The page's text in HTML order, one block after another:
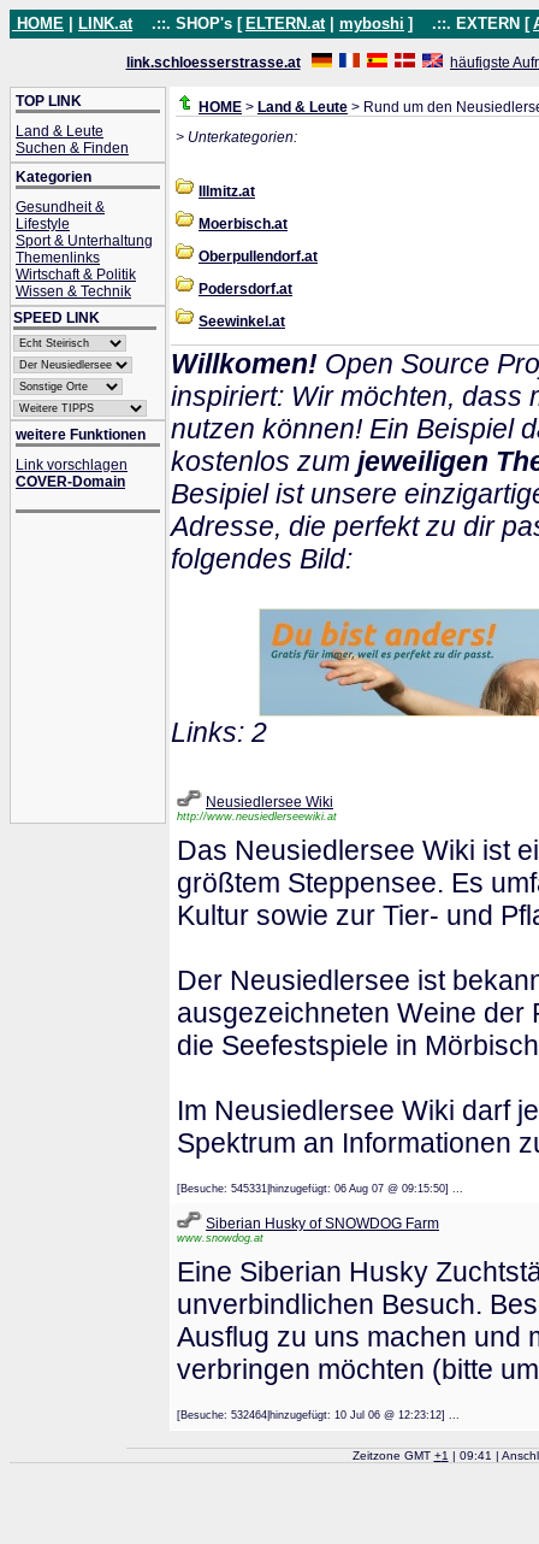
HOME LINK.at .::. SHOP's [ ELTERN.at myboshi ] .::. EXTERN [
link.schloesserstrasse.at häufigste
TOP LINK
Land & Leute
Suchen & Finden
Kategorien
Gesundheit &
Lifestyle
Sport & Unterhaltung
Themenlinks
Wirtschaft & Politik
Wissen & Technik
SPEED LINK
weitere Funktionen
Link vorschlagen
COVER-Domain
HOME > Land & Leute > Rund um den
> Unterkategorien:
Illmitz.at
Moerbisch.at
Oberpullendorf.at
Podersdorf.at
Seewinkel.at
Willkomen! Open Source
inspiriert: Wir möchten, dass
nutzen können! Ein Beispiel
kostenlos zum jeweiligen
Besipiel ist unsere
Adresse, die perfekt zu dir
folgendes Bild:
Links: 2
Neusiedlersee Wiki
http://www.neusiedlerseewiki.at
Das Neusiedlersee Wiki ist
größtem Steppensee. Es
Kultur sowie zur Tier- und
Der Neusiedlersee ist
ausgezeichneten Weine der
die Seefestspiele in
Im Neusiedlersee Wiki darf
Spektrum an Informationen
[Besuche: 545331|hinzugefügt: 06 Aug 07 @ 09:15:50] ...
Siberian Husky of SNOWDOG Farm
www.snowdog.at
Eine Siberian Husky
unverbindlichen Besuch.
Ausflug zu uns machen und
verbringen möchten (bitte
[Besuche: 532464|hinzugefügt: 10 Jul 06 @ 12:23:12] ...
Zeitzone GMT +1 | 09:41 |